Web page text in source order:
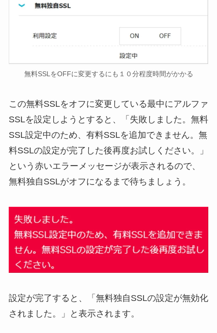
無料SSLをOFFに変更するにも１０分程度時間がかかる
この無料SSLをオフに変更している最中にアルファ
SSLを設定しようとすると、「失敗しました。無料
SSL設定中のため、有料SSLを追加できません。無
料SSLの設定が完了した後再度お試しください。」
という赤いエラーメッセージが表示されるので、
無料独自SSLがオフになるまで待ちましょう。
設定が完了すると、「無料独自SSLの設定が無効化
されました。」と表示されます。